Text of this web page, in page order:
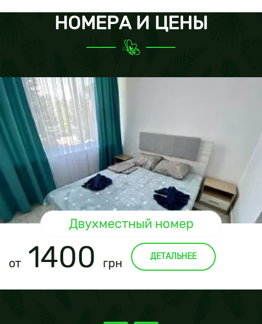
НОМЕРА И ЦЕНЫ
Двухместный номер
от 1400 грн ДЕТАЛЬНЕЕ